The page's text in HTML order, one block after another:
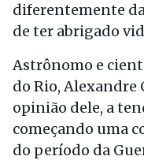
diferentemente
de ter abrigado
Astrônomo e
do Rio, Alexandre
opinião dele, a
começando uma
do período da